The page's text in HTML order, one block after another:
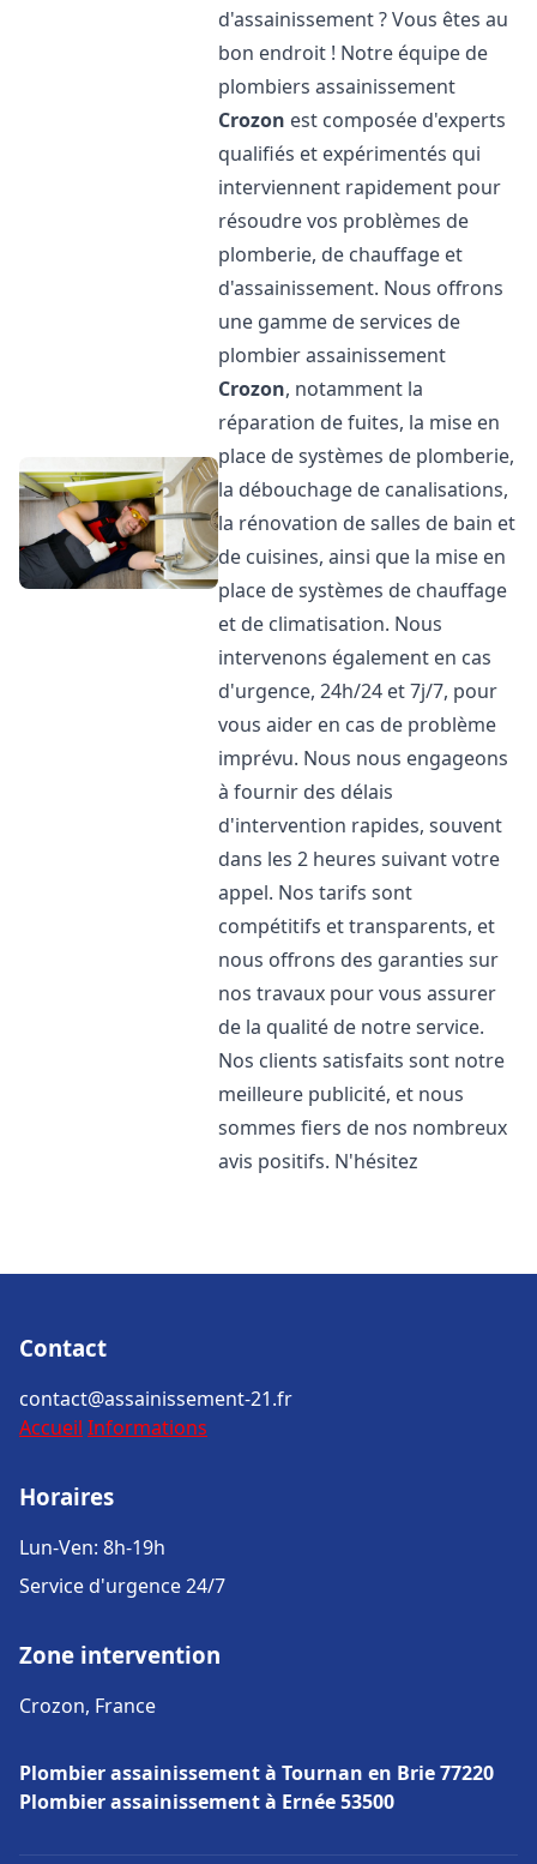
d'assainissement ? Vous êtes au
bon endroit ! Notre équipe de
plombiers assainissement
Crozon est composée d'experts
qualifiés et expérimentés qui
interviennent rapidement pour
résoudre vos problèmes de
plomberie, de chauffage et
d'assainissement. Nous offrons
une gamme de services de
plombier assainissement
Crozon, notamment la
réparation de fuites, la mise en
place de systèmes de plomberie,
la débouchage de canalisations,
la rénovation de salles de bain et
de cuisines, ainsi que la mise en
place de systèmes de chauffage
et de climatisation. Nous
intervenons également en cas
d'urgence, 24h/24 et 7j/7, pour
vous aider en cas de problème
imprévu. Nous nous engageons
à fournir des délais
d'intervention rapides, souvent
dans les 2 heures suivant votre
appel. Nos tarifs sont
compétitifs et transparents, et
nous offrons des garanties sur
nos travaux pour vous assurer
de la qualité de notre service.
Nos clients satisfaits sont notre
meilleure publicité, et nous
sommes fiers de nos nombreux
avis positifs. N'hésitez
Contact
contact@assainissement-21.fr
Accueil Informations
Horaires
Lun-Ven: 8h-19h
Service d'urgence 24/7
Zone intervention
Crozon, France
Plombier assainissement à Tournan en Brie 77220
Plombier assainissement à Ernée 53500